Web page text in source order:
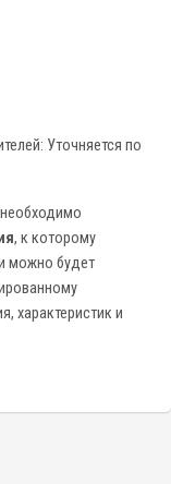
Уточняется по
, к которому
можно будет
характеристик и